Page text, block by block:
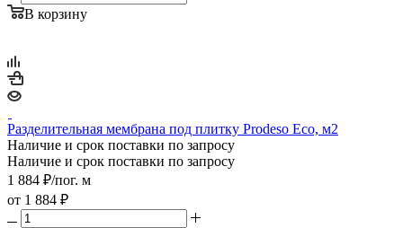
В корзину
Разделительная мембрана под плитку Prodeso Eco, м2
Наличие и срок поставки по запросу
Наличие и срок поставки по запросу
1 884 ₽/пог. м
от 1 884 ₽